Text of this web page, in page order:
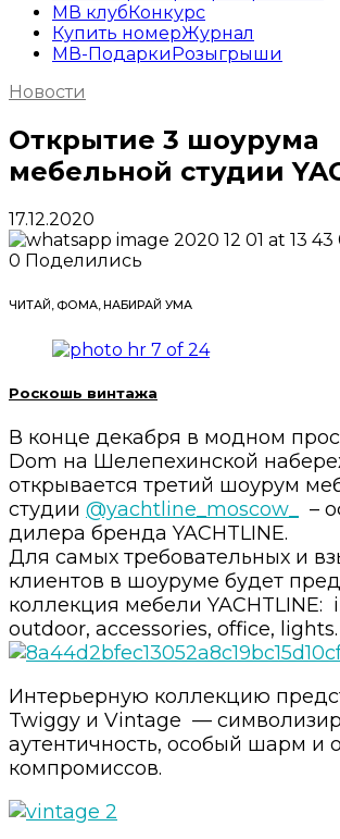
МВ клубКонкурс
Купить номерЖурнал
МВ-ПодаркиРозыгрыши
Новости
Открытие 3 шоурума
мебельной студии
17.12.2020
0 Поделились
ЧИТАЙ, ФОМА, НАБИРАЙ УМА
Роскошь винтажа
В конце декабря в модном
Dom на Шелепехинской
открывается третий шоурум
студии @yachtline_moscow_
–
дилера бренда YACHTLINE.
Для самых требовательных и
клиентов в шоуруме будет
коллекция мебели YACHTLINE:
outdoor, accessories, office, lights.
Интерьерную коллекцию
Twiggy и Vintage —
аутентичность, особый шарм и
компромиссов.